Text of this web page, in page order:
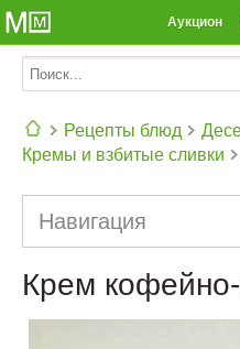
Аукцион
Рецепты блюд
Кремы и взбитые сливки
Навигация
Крем